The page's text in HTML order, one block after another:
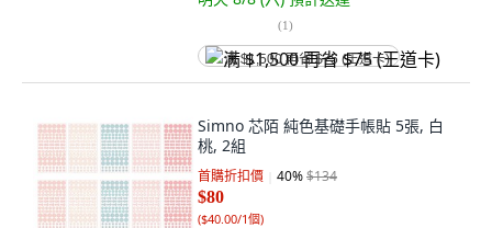
(1)
满 $1,500 再省 $75 (王道卡)
Simno 芯陌 純色基礎手帳貼 5張, 白
桃, 2組
首購折扣價 40%$134
$80
($40.00/1個)